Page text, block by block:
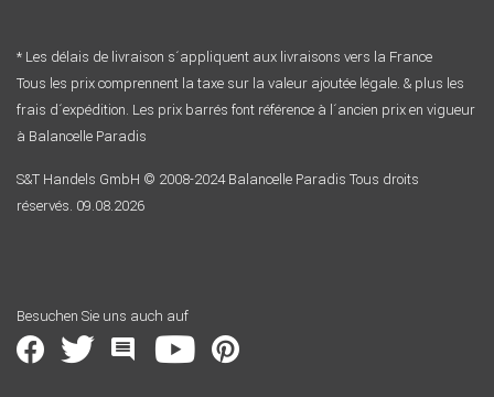
* Les délais de livraison s´appliquent aux livraisons vers la France
Tous les prix comprennent la taxe sur la valeur ajoutée légale. & plus les
frais d´expédition. Les prix barrés font référence à l´ancien prix en vigueur
à Balancelle Paradis
S&T Handels GmbH © 2008-2024 Balancelle Paradis Tous droits
réservés. 09.08.2026
Besuchen Sie uns auch auf